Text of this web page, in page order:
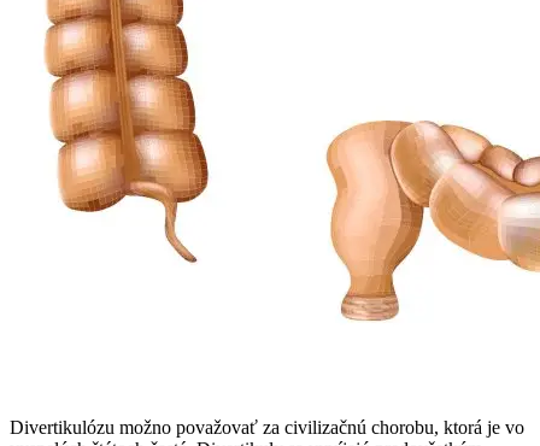
Divertikulózu možno považovať za civilizačnú chorobu, ktorá je vo